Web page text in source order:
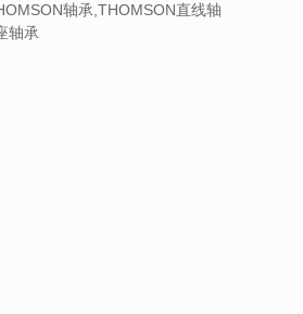
轴承,THOMSON直线轴
轴承